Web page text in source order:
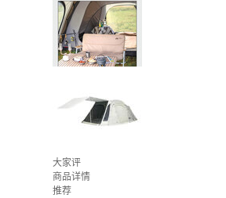
大家评
商品详情
推荐